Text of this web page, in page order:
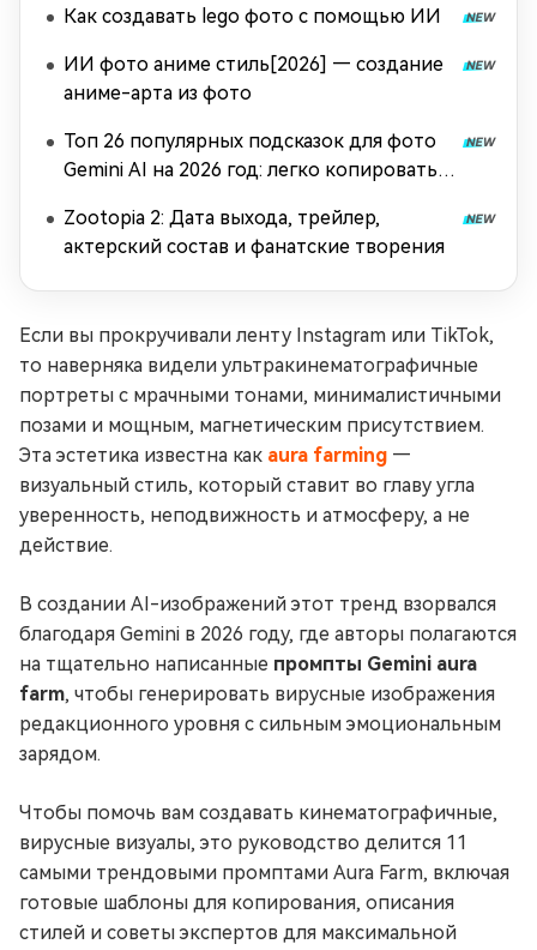
Как создавать lego фото с помощью ИИ
ИИ фото аниме стиль[2026] — создание
аниме-арта из фото
Топ 26 популярных подсказок для фото
Gemini AI на 2026 год: легко копировать и
Zootopia 2: Дата выхода, трейлер,
актерский состав и фанатские творения
Если вы прокручивали ленту Instagram или TikTok,
то наверняка видели ультракинематографичные
портреты с мрачными тонами, минималистичными
позами и мощным, магнетическим присутствием.
Эта эстетика известна как aura farming —
визуальный стиль, который ставит во главу угла
уверенность, неподвижность и атмосферу, а не
действие.
В создании AI-изображений этот тренд взорвался
благодаря Gemini в 2026 году, где авторы полагаются
на тщательно написанные промпты Gemini aura
farm, чтобы генерировать вирусные изображения
редакционного уровня с сильным эмоциональным
зарядом.
Чтобы помочь вам создавать кинематографичные,
вирусные визуалы, это руководство делится 11
самыми трендовыми промптами Aura Farm, включая
готовые шаблоны для копирования, описания
стилей и советы экспертов для максимальной